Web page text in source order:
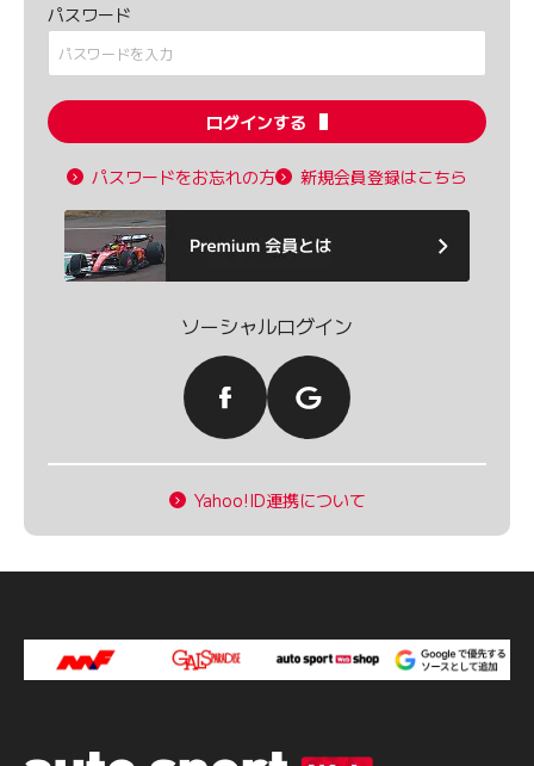
パスワード
ログインする
パスワードをお忘れの方 新規会員登録はこちら
ソーシャルログイン
Yahoo!ID連携について